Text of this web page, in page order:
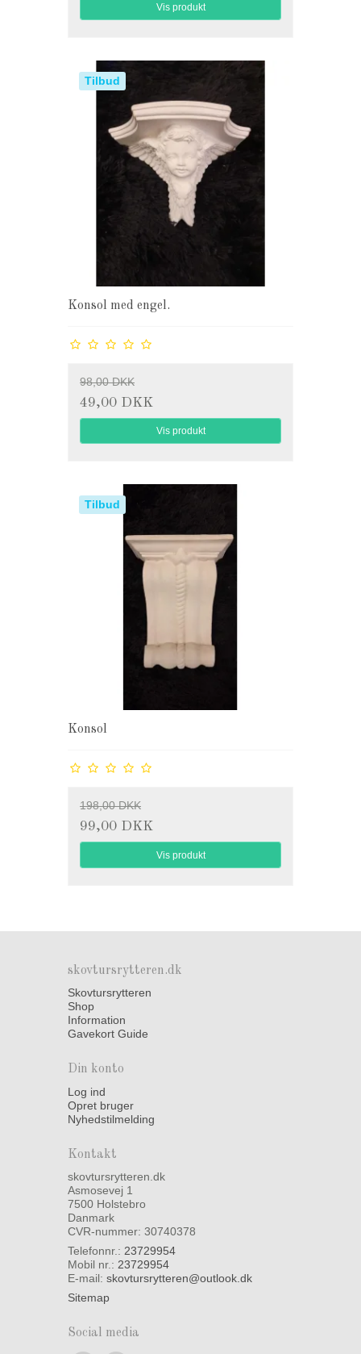
Vis produkt
Tilbud
Konsol med engel.
98,00 DKK
49,00 DKK
Vis produkt
Tilbud
Konsol
198,00 DKK
99,00 DKK
Vis produkt
skovtursrytteren.dk
Skovtursrytteren
Shop
Information
Gavekort Guide
Din konto
Log ind
Opret bruger
Nyhedstilmelding
Kontakt
skovtursrytteren.dk
Asmosevej 1
7500 Holstebro
Danmark
CVR-nummer: 30740378
Telefonnr.: 23729954
Mobil nr.: 23729954
E-mail: skovtursrytteren@outlook.dk
Sitemap
Social media